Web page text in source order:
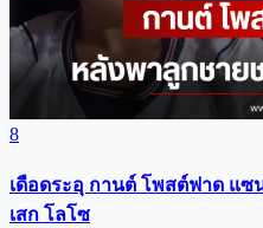
8
เดือดระอุ กานต์ โพสต์ฟาด แ
เสก โลโซ